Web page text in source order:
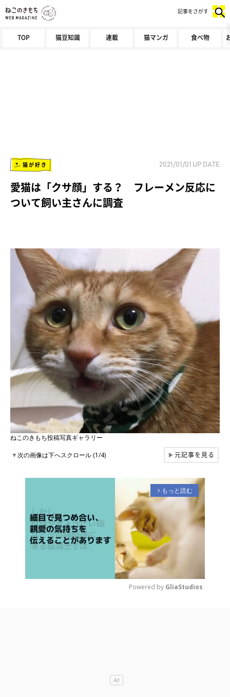
TOP 猫豆知識 連載 猫マンガ 食べ物
記事をさがす
猫が好き 2021/01/01 UP DATE
愛猫は「クサ顔」する？ フレーメン反応に
ついて飼い主さんに調査
ねこのきもち投稿写真ギャラリー
▼次の画像は下へスクロール (1/4) ▶元記事を見る
arrow_forward_ios もっと読む
Powered by GliaStudios